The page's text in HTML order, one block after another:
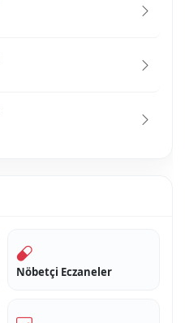
Nöbetçi Eczaneler